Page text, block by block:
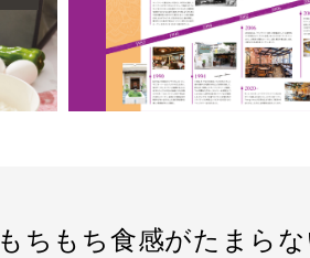
もちもち食感がたまら